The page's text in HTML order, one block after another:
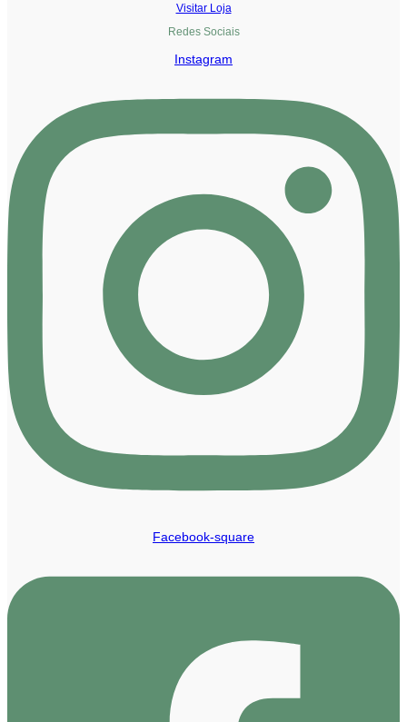
Visitar Loja
Redes Sociais
Instagram
Facebook-square